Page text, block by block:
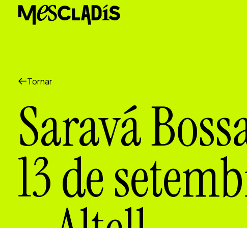
Productora social
Agenda
Els nostres tallers
Contacte
Tornar
Saravá
13 de